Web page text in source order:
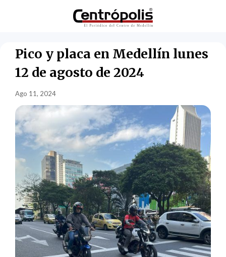
Pico y placa en Medellín lunes
12 de agosto de 2024
Ago 11, 2024